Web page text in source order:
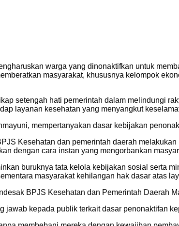
warga yang dinonaktifkan untuk
masyarakat, khususnya kelompok
setengah hati pemerintah dalam melindungi
layanan kesehatan yang menyangkut
mempertanyakan dasar kebijakan
Kesehatan dan pemerintah daerah
dengan cara instan yang mengorbankan
buruknya tata kelola kebijakan sosial serta
masyarakat kehilangan hak dasar atas
BPJS Kesehatan dan Pemerintah Daerah
jawab kepada publik terkait dasar penonaktifan